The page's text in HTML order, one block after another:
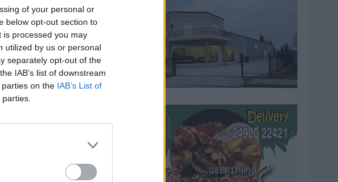
of your personal or
below opt-out section to
processed you may
utilized by us or personal
separately opt-out of the
IAB’s list of downstream
on the IAB’s List of